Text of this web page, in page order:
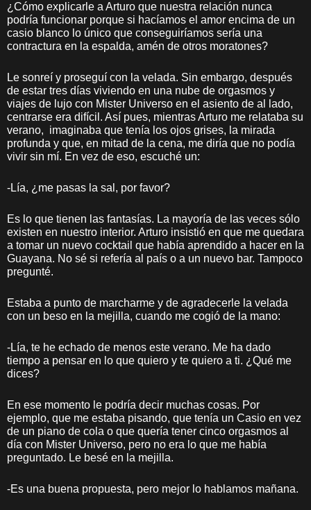
¿Cómo explicarle a Arturo que nuestra relación nunca
podría funcionar porque si hacíamos el amor encima de un
casio blanco lo único que conseguiríamos sería una
contractura en la espalda, amén de otros moratones?
Le sonreí y proseguí con la velada. Sin embargo, después
de estar tres días viviendo en una nube de orgasmos y
viajes de lujo con Mister Universo en el asiento de al lado,
centrarse era difícil. Así pues, mientras Arturo me relataba su
verano, imaginaba que tenía los ojos grises, la mirada
profunda y que, en mitad de la cena, me diría que no podía
vivir sin mí. En vez de eso, escuché un:
-Lía, ¿me pasas la sal, por favor?
Es lo que tienen las fantasías. La mayoría de las veces sólo
existen en nuestro interior. Arturo insistió en que me quedara
a tomar un nuevo cocktail que había aprendido a hacer en la
Guayana. No sé si refería al país o a un nuevo bar. Tampoco
pregunté.
Estaba a punto de marcharme y de agradecerle la velada
con un beso en la mejilla, cuando me cogió de la mano:
-Lía, te he echado de menos este verano. Me ha dado
tiempo a pensar en lo que quiero y te quiero a ti. ¿Qué me
dices?
En ese momento le podría decir muchas cosas. Por
ejemplo, que me estaba pisando, que tenía un Casio en vez
de un piano de cola o que quería tener cinco orgasmos al
día con Mister Universo, pero no era lo que me había
preguntado. Le besé en la mejilla.
-Es una buena propuesta, pero mejor lo hablamos mañana.